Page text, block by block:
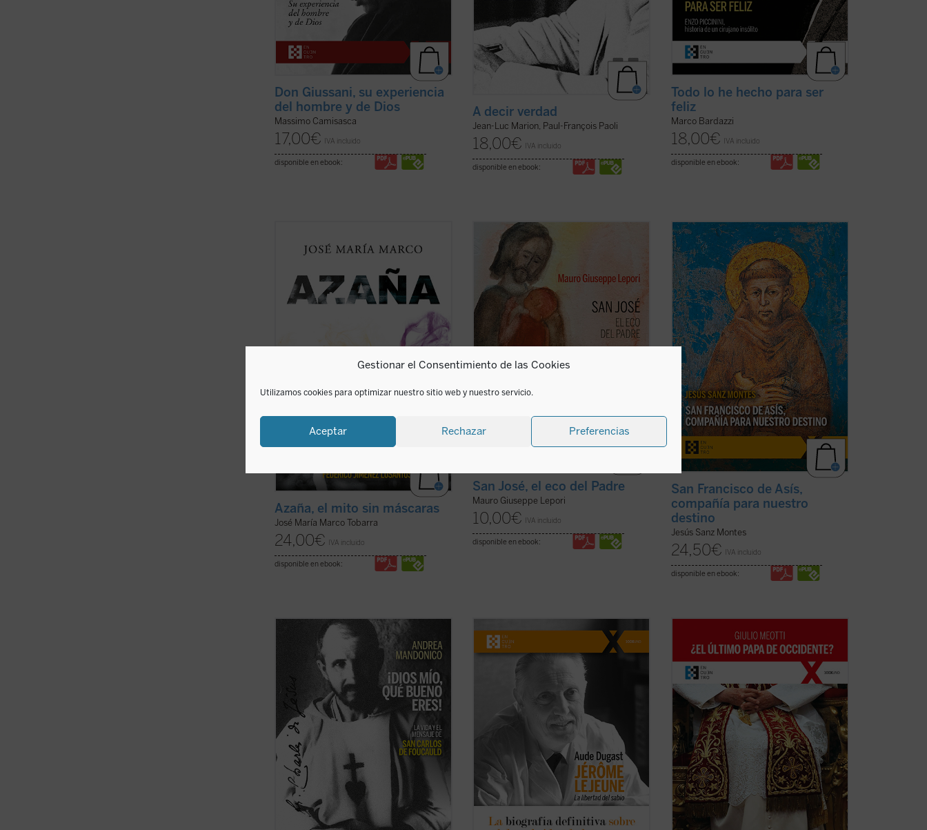
Gestionar el Consentimiento de las Cookies
Utilizamos cookies para optimizar nuestro sitio web y nuestro servicio.
Aceptar Rechazar Preferencias
Don Giussani, su experiencia
del hombre y de Dios
Massimo Camisasca
17,00€ IVA incluido
disponible en ebook:
A decir verdad
Jean-Luc Marion, Paul-François Paoli
18,00€ IVA incluido
disponible en ebook:
Todo lo he hecho para ser
feliz
Marco Bardazzi
18,00€ IVA incluido
disponible en ebook:
María Marco, autor hace ya treinta años
de Manuel Azaña, ha compuesto este
nuevo ensayo histórico-político sobre el
escritor y político de Alcalá de Henares ...
Azaña, el mito sin máscaras
José María Marco Tobarra
24,00€ IVA incluido
disponible en ebook:
San José fue llamado a materializar la
paternidad de Dios hacia el Hijo
encarnado. Una vocación, un camino,
vividos en el silencio, porque tendía a la
escucha de una Palabra que se hizo
Presencia en su casa. Con él, Dios Padre
no ha querido ...
(ver ficha)
San José, el eco del Padre
Mauro Giuseppe Lepori
10,00€ IVA incluido
disponible en ebook:
La de san Francisco de Asís es una de las
historias de santidad más enraizadas en
el Evangelio, generando en su familia
espiritual todos los registros de una
santidad encarnada en el tiempo de cada
época. «El autor hace un regalo de lúcida
... (ver ficha)
San Francisco de Asís,
compañía para nuestro
destino
Jesús Sanz Montes
24,50€ IVA incluido
disponible en ebook:
Esta biografía del recién proclamado
santo Carlos de Foucauld, escrita por
quien ha sido vicepostulador de su causa
de canonización, se centra en los
aspectos más sobresalientes de su
espiritualidad y de su actividad pastoral.
El libro arranca ...(ver ficha)
Pionero de la genética moderna,
deslumbrado por la belleza de cada vida
humana, el profesor Jérôme Lejeune ha
hecho historia al defender a los que no
tienen voz. Siguiendo su conciencia de
médico fiel al juramento hipocrático y de
cristiano ...
«Joseph Ratzinger ha sido, como Meotti
lo describe, un coloso, finalmente
'derrotado' en sus esfuerzos por salvar a
la civilización occidental, pero que ha
dejado detrás de sí los códigos que aún
pueden permitir a la humanidad arreglar
(ver ficha)